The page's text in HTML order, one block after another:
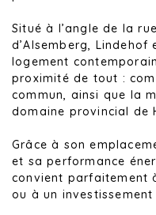
Situé à l’angle de la
d’Alsemberg,
logement
proximité de tout :
commun, ainsi que la
domaine provincial de
Grâce à son
et sa performance
convient parfaitement
ou à un